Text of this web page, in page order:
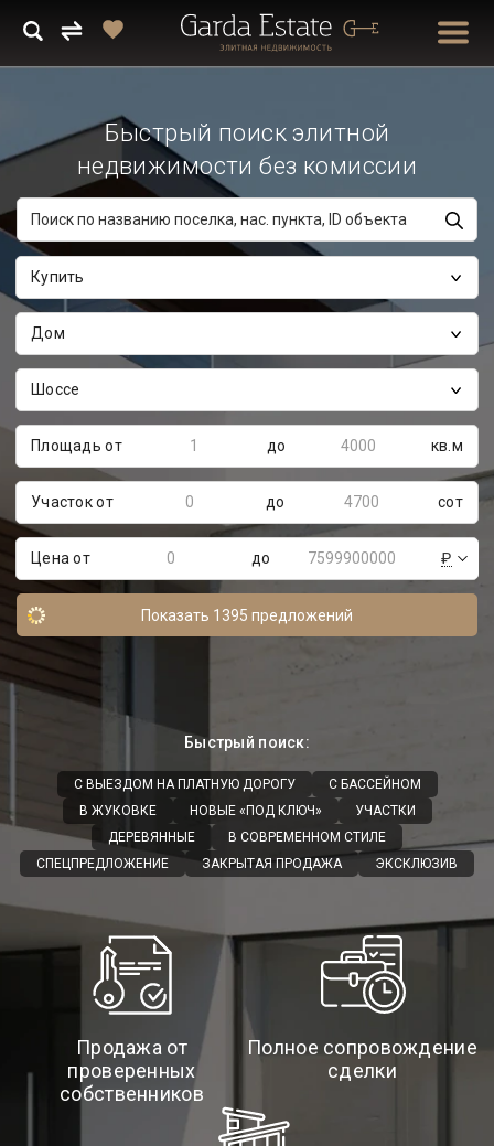
Быстрый поиск элитной
недвижимости без комиссии
Купить
Дом
Шоссе
Площадь от до кв.м
Участок от до сот
Цена от до ₽
Показать 1395 предложений
Быстрый поиск:
С ВЫЕЗДОМ НА ПЛАТНУЮ ДОРОГУ
С БАССЕЙНОМ
В ЖУКОВКЕ
НОВЫЕ «ПОД КЛЮЧ»
УЧАСТКИ
ДЕРЕВЯННЫЕ
В СОВРЕМЕННОМ СТИЛЕ
СПЕЦПРЕДЛОЖЕНИЕ
ЗАКРЫТАЯ ПРОДАЖА ЭКСКЛЮЗИВ
Продажа от
проверенных
собственников
Полное сопровождение
сделки